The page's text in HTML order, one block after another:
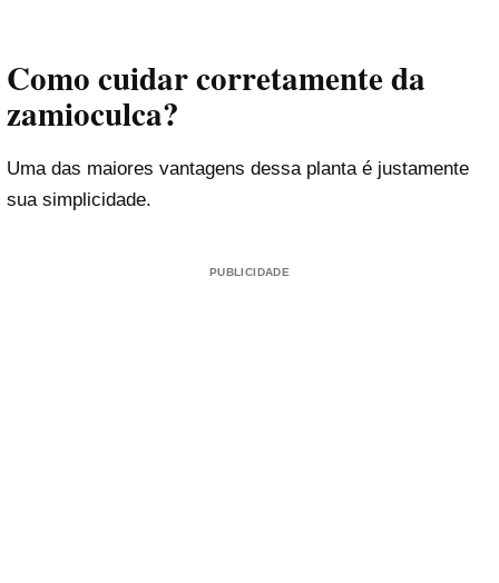
Como cuidar corretamente da
zamioculca?
Uma das maiores vantagens dessa planta é justamente
sua simplicidade.
PUBLICIDADE